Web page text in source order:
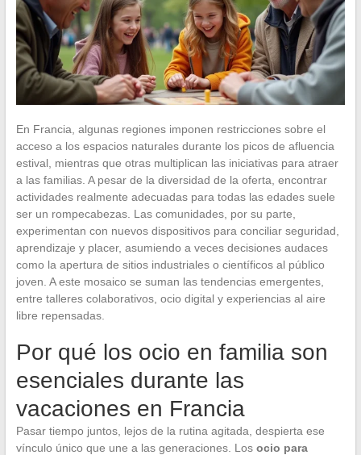
En Francia, algunas regiones imponen restricciones sobre el
acceso a los espacios naturales durante los picos de afluencia
estival, mientras que otras multiplican las iniciativas para atraer
a las familias. A pesar de la diversidad de la oferta, encontrar
actividades realmente adecuadas para todas las edades suele
ser un rompecabezas. Las comunidades, por su parte,
experimentan con nuevos dispositivos para conciliar seguridad,
aprendizaje y placer, asumiendo a veces decisiones audaces
como la apertura de sitios industriales o científicos al público
joven. A este mosaico se suman las tendencias emergentes,
entre talleres colaborativos, ocio digital y experiencias al aire
libre repensadas.
Por qué los ocio en familia son
esenciales durante las
vacaciones en Francia
Pasar tiempo juntos, lejos de la rutina agitada, despierta ese
vínculo único que une a las generaciones. Los ocio para